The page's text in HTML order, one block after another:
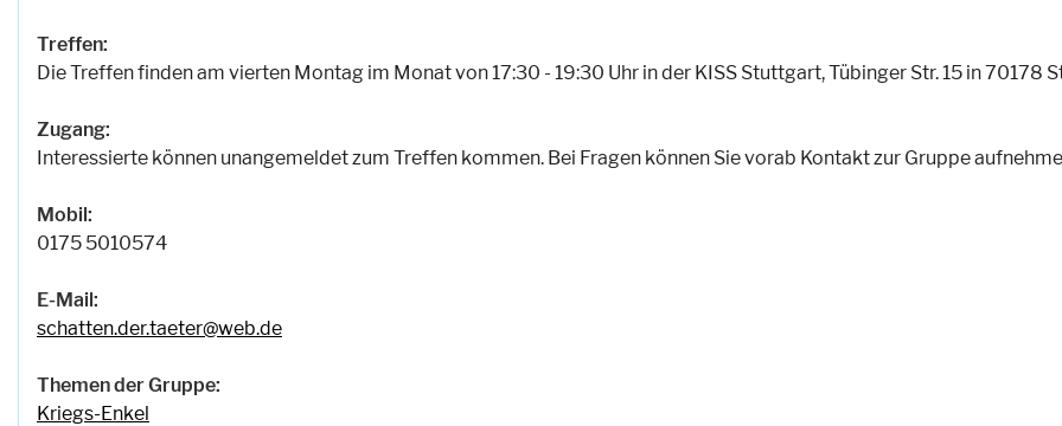
Treffen:
Die Treffen finden am vierten Montag im Monat von 17:30 - 19:30 Uhr in der KISS Stuttgart, Tübinger Str. 15 in 70178
Zugang:
Interessierte können unangemeldet zum Treffen kommen. Bei Fragen können Sie vorab Kontakt zur Gruppe
Mobil:
0175 5010574
E-Mail:
schatten.der.taeter@web.de
Themen der Gruppe:
Kriegs-Enkel